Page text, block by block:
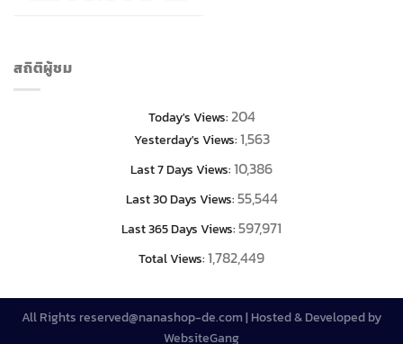
สถิติผู้ชม
Today's Views:204
Yesterday's Views:1,563
Last 7 Days Views:10,386
Last 30 Days Views:55,544
Last 365 Days Views:597,971
Total Views:1,782,449
All Rights reserved@nanashop-de.com | Hosted & Developed by
WebsiteGang